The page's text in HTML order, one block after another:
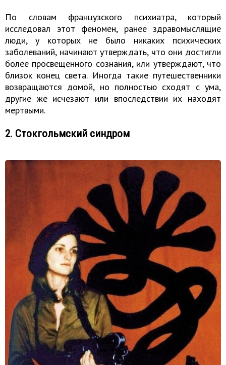
По словам французского психиатра, который
исследовал этот феномен, ранее здравомыслящие
люди, у которых не было никаких психических
заболеваний, начинают утверждать, что они достигли
более просвещенного сознания, или утверждают, что
близок конец света. Иногда такие путешественники
возвращаются домой, но полностью сходят с ума,
другие же исчезают или впоследствии их находят
мертвыми.
2. Стокгольмский синдром